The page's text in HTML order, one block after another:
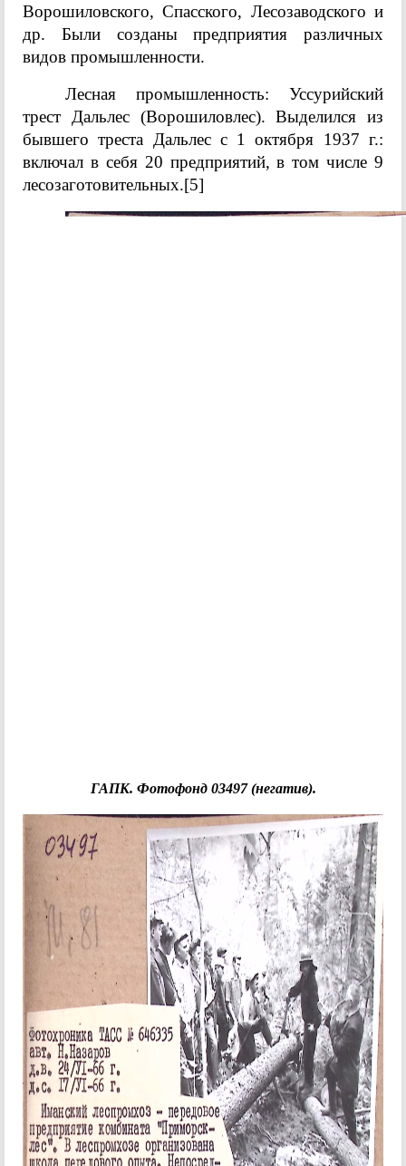
Ворошиловского, Спасского, Лесозаводского и
др. Были созданы предприятия различных
видов промышленности.
Лесная промышленность: Уссурийский
трест Дальлес (Ворошиловлес). Выделился из
бывшего треста Дальлес с 1 октября 1937 г.:
включал в себя 20 предприятий, в том числе 9
лесозаготовительных.[5]
ГАПК. Фотофонд 03497 (негатив).